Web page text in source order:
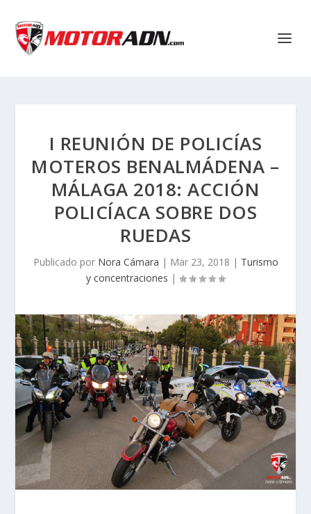
I REUNIÓN DE POLICÍAS
MOTEROS BENALMÁDENA –
MÁLAGA 2018: ACCIÓN
POLICÍACA SOBRE DOS
RUEDAS
Publicado por Nora Cámara | Mar 23, 2018 | Turismo
y concentraciones |